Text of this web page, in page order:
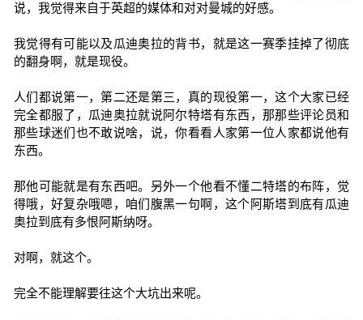
说，我觉得来自于英超的媒体和对对曼城的好感。
我觉得有可能以及瓜迪奥拉的背书，就是这一赛季挂掉了彻底
的翻身啊，就是现役。
人们都说第一，第二还是第三，真的现役第一，这个大家已经
完全都服了，瓜迪奥拉就说阿尔特塔有东西，那那些评论员和
那些球迷们也不敢说啥，说，你看看人家第一位人家都说他有
东西。
那他可能就是有东西吧。另外一个他看不懂二特塔的布阵，觉
得哦，好复杂哦嗯，咱们腹黑一句啊，这个阿斯塔到底有瓜迪
奥拉到底有多恨阿斯纳呀。
对啊，就这个。
完全不能理解要往这个大坑出来呢。